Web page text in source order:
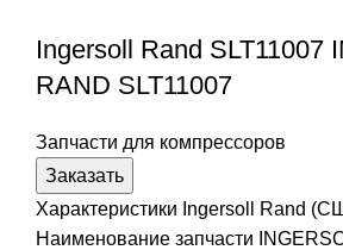
Ingersoll Rand SLT11007
RAND SLT11007
Запчасти для компрессоров
Заказать
Характеристики Ingersoll Rand
Наименование запчасти